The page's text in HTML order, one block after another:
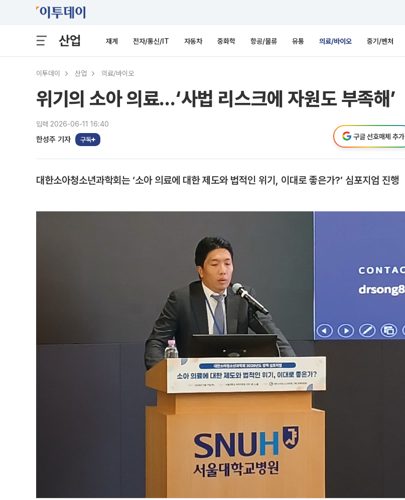
산업 재계 전자/통신/IT 자동차 중화학 항공/물류 유통 의료/바이오 중기/벤처
이투데이 산업 의료/바이오
위기의 소아 의료…‘사법 리스크에 자원도 부족해’
입력 2026-06-11 16:40
한성주 기자 구독 구글 선호매체 추가
대한소아청소년과학회는 ‘소아 의료에 대한 제도와 법적인 위기, 이대로 좋은가?’ 심포지엄 진행